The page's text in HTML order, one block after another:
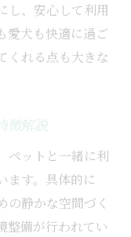
ル紹介
スタイル徹底
む新しい癒し
蒸し新体験
ンの新提案
い過ごし方
し、安心して利用
愛犬も快適に過ご
くれる点も大きな
徴解説
ペットと一緒に利
ます。具体的に
の静かな空間づく
整備が行われてい